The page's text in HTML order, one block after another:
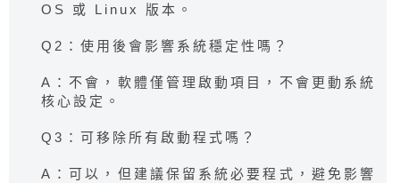
OS 或 Linux 版本。
Q2：使用後會影響系統穩定性嗎？
A：不會，軟體僅管理啟動項目，不會更動系統
核心設定。
Q3：可移除所有啟動程式嗎？
A：可以，但建議保留系統必要程式，避免影響